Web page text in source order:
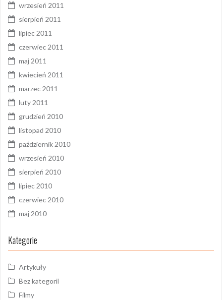
wrzesień 2011
sierpień 2011
lipiec 2011
czerwiec 2011
maj 2011
kwiecień 2011
marzec 2011
luty 2011
grudzień 2010
listopad 2010
październik 2010
wrzesień 2010
sierpień 2010
lipiec 2010
czerwiec 2010
maj 2010
Kategorie
Artykuły
Bez kategorii
Filmy